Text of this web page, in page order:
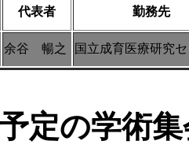
代表者 勤務先
余谷 暢之 国立成育医療研究
定の学術